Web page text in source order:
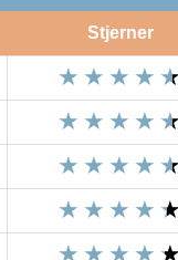
Stjerner